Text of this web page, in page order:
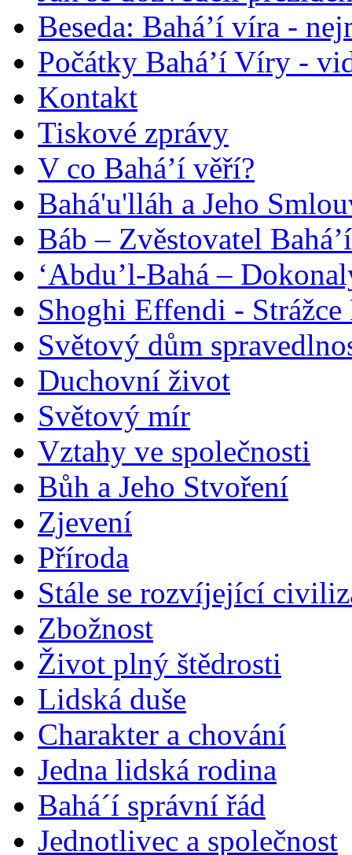
Beseda: Bahá’í víra -
Počátky Bahá’í Víry -
Kontakt
Tiskové zprávy
V co Bahá’í věří?
Bahá'u'lláh a Jeho
Báb – Zvěstovatel
‘Abdu’l-Bahá –
Shoghi Effendi -
Světový dům
Duchovní život
Světový mír
Vztahy ve společnosti
Bůh a Jeho Stvoření
Zjevení
Příroda
Stále se rozvíjející
Zbožnost
Život plný štědrosti
Lidská duše
Charakter a chování
Jedna lidská rodina
Bahá´í správní řád
Jednotlivec a společnost